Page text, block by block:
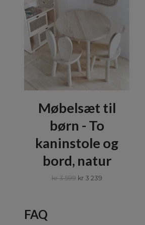
Møbelsæt til
børn - To
kaninstole og
bord, natur
kr 3 599 kr 3 239
FAQ